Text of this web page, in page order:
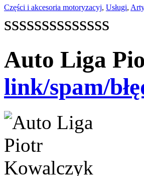
Części i akcesoria motoryzacyj, Usługi,
ssssssssssssss
Auto Liga
link/spam/